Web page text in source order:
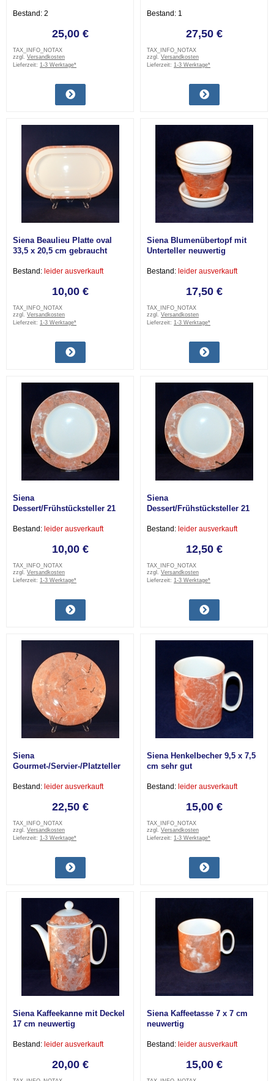
Bestand: 2
25,00 €
TAX_INFO_NOTAX
zzgl. Versandkosten
Lieferzeit: 1-3 Werktage*
Bestand: 1
27,50 €
TAX_INFO_NOTAX
zzgl. Versandkosten
Lieferzeit: 1-3 Werktage*
Siena Beaulieu Platte oval
33,5 x 20,5 cm gebraucht
Bestand: leider ausverkauft
10,00 €
TAX_INFO_NOTAX
zzgl. Versandkosten
Lieferzeit: 1-3 Werktage*
Siena Blumenübertopf mit
Unterteller neuwertig
Bestand: leider ausverkauft
17,50 €
TAX_INFO_NOTAX
zzgl. Versandkosten
Lieferzeit: 1-3 Werktage*
Siena
Dessert/Frühstücksteller 21
Bestand: leider ausverkauft
10,00 €
TAX_INFO_NOTAX
zzgl. Versandkosten
Lieferzeit: 1-3 Werktage*
Siena
Dessert/Frühstücksteller 21
Bestand: leider ausverkauft
12,50 €
TAX_INFO_NOTAX
zzgl. Versandkosten
Lieferzeit: 1-3 Werktage*
Siena
Gourmet-/Servier-/Platzteller
Bestand: leider ausverkauft
22,50 €
TAX_INFO_NOTAX
zzgl. Versandkosten
Lieferzeit: 1-3 Werktage*
Siena Henkelbecher 9,5 x 7,5
cm sehr gut
Bestand: leider ausverkauft
15,00 €
TAX_INFO_NOTAX
zzgl. Versandkosten
Lieferzeit: 1-3 Werktage*
Siena Kaffeekanne mit Deckel
17 cm neuwertig
Bestand: leider ausverkauft
20,00 €
Siena Kaffeetasse 7 x 7 cm
neuwertig
Bestand: leider ausverkauft
15,00 €